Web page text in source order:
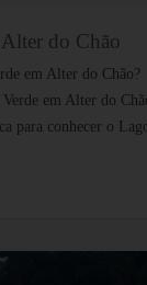
do Chão
em Alter do Chão?
em Alter do
para conhecer o